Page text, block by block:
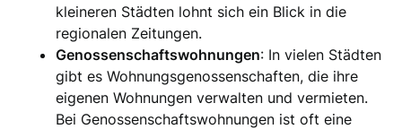
kleineren Städten lohnt sich ein Blick in die
regionalen Zeitungen.
Genossenschaftswohnungen: In vielen Städten
gibt es Wohnungsgenossenschaften, die ihre
eigenen Wohnungen verwalten und vermieten.
Bei Genossenschaftswohnungen ist oft eine